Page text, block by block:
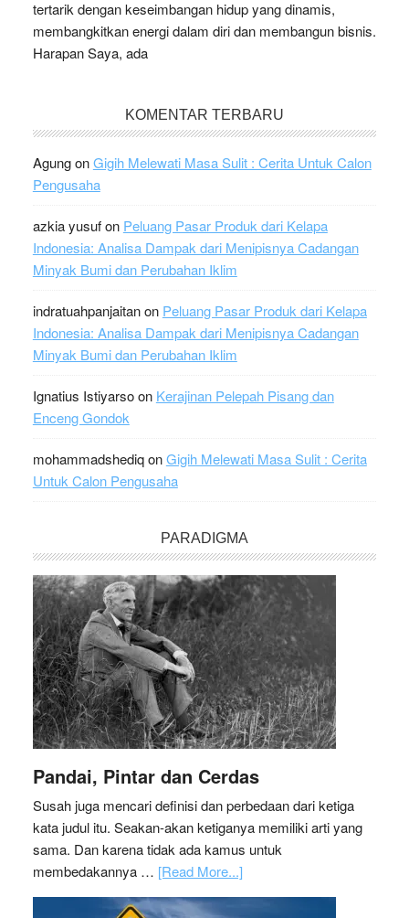
tertarik dengan keseimbangan hidup yang dinamis,
membangkitkan energi dalam diri dan membangun bisnis.
Harapan Saya, ada
KOMENTAR TERBARU
AgungonGigih Melewati Masa Sulit : Cerita Untuk Calon
Pengusaha
azkia yusufon Peluang Pasar Produk dari Kelapa
Indonesia: Analisa Dampak dari Menipisnya Cadangan
Minyak Bumi dan Perubahan Iklim
indratuahpanjaitanon Peluang Pasar Produk dari Kelapa
Indonesia: Analisa Dampak dari Menipisnya Cadangan
Minyak Bumi dan Perubahan Iklim
Ignatius Istiyarsoon Kerajinan Pelepah Pisang dan
Enceng Gondok
mohammadshediqonGigih Melewati Masa Sulit : Cerita
Untuk Calon Pengusaha
PARADIGMA
Pandai, Pintar dan Cerdas
Susah juga mencari definisi dan perbedaan dari ketiga
kata judul itu. Seakan-akan ketiganya memiliki arti yang
sama. Dan karena tidak ada kamus untuk
membedakannya … [Read More...]